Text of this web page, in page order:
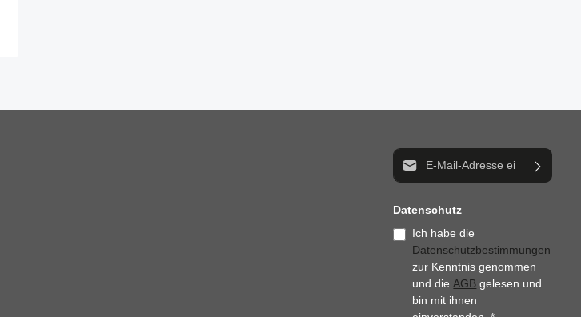
E-Mail-Adresse*
Datenschutz
Ich habe die
Datenschutzbestimmungen
zur Kenntnis genommen
und dieAGB gelesen und
bin mit ihnen